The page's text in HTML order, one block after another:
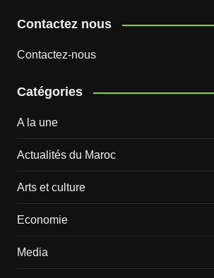
Contactez nous
Contactez-nous
Catégories
A la une
Actualités du Maroc
Arts et culture
Economie
Media